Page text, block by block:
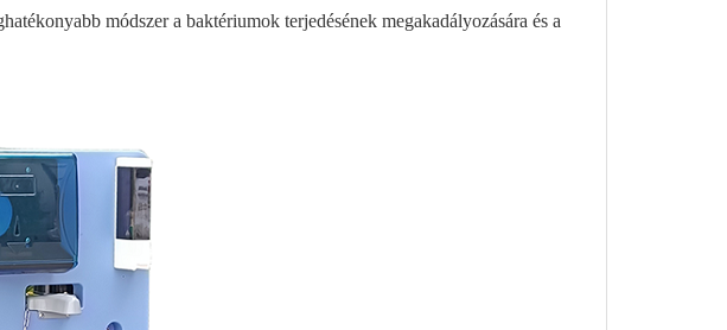
módszer a baktériumok terjedésének megakadályozására és a